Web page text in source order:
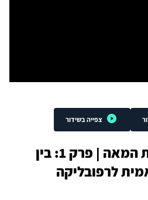
צפייה בשידור
טורקיה 2023 – שנת המאה | פרק 1: בין
לרפובליקה